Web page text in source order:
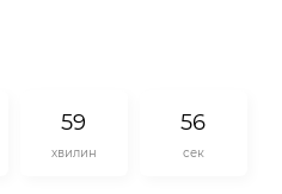
59
хвилин
55
сек